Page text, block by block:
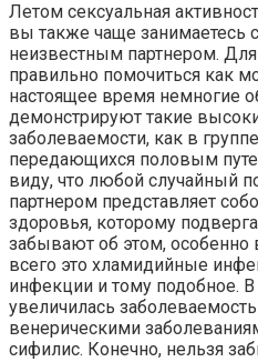
Летом сексуальная
вы также чаще занимаетесь
неизвестным партнером.
правильно помочиться как
настоящее время немногие
демонстрируют такие
заболеваемости, как в
передающихся половым
виду, что любой случайный
партнером представляет
здоровья, которому
забывают об этом,
всего это хламидийные
инфекции и тому подобное.
увеличилась
венерическими
сифилис. Конечно, нельзя